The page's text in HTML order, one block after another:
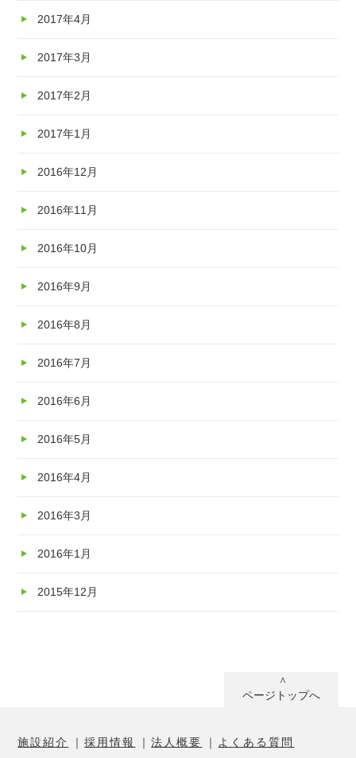
2017年4月
2017年3月
2017年2月
2017年1月
2016年12月
2016年11月
2016年10月
2016年9月
2016年8月
2016年7月
2016年6月
2016年5月
2016年4月
2016年3月
2016年1月
2015年12月
ページトップへ
施設紹介 採用情報 法人概要
よくある質問